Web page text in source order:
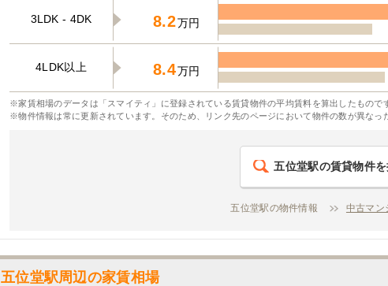
3LDK - 4DK 8.2万円
4LDK以上 8.4万円
※家賃相場のデータは「スマイティ」に登録されている賃貸物件の平均賃料を算出したもので
※物件情報は常に更新されています。そのため、リンク先のページにおいて物件の数が異なっ
五位堂駅の賃貸物件
五位堂駅の物件情報 中古マン
五位堂駅周辺の家賃相場